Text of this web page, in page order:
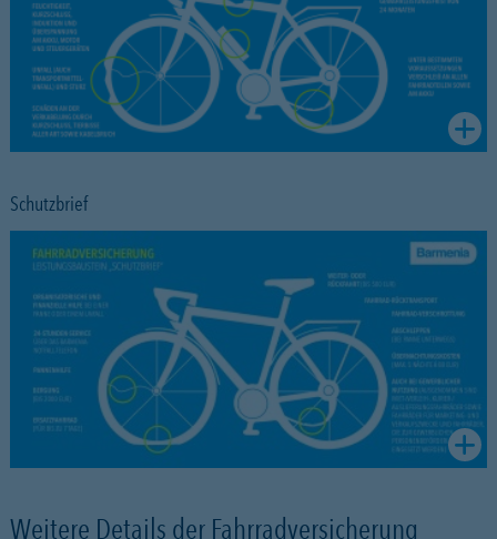
Schutzbrief
Weitere Details der Fahrradversicherung